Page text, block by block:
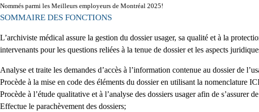
Nommés parmi les Meilleurs employeurs de Montréal 2025!
SOMMAIRE DES FONCTIONS
L’archiviste médical assure la gestion du dossier usager, sa qualité et à la
intervenants pour les questions reliées à la tenue de dossier et les aspects
Analyse et traite les demandes d’accès à l’information contenue au dossier de
Procède à la mise en code des éléments du dossier en utilisant la nomenclature
Procède à l’étude qualitative et à l’analyse des dossiers usager afin de
Effectue le parachèvement des dossiers;